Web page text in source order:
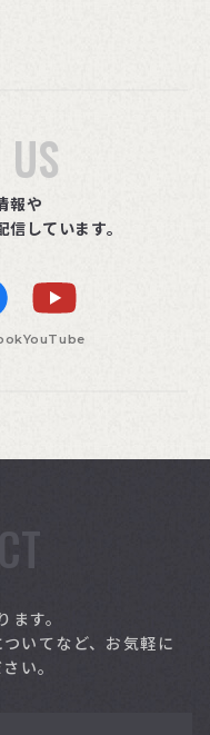
報や
しています。
YouTube
す。
いてなど、お気軽に
い。